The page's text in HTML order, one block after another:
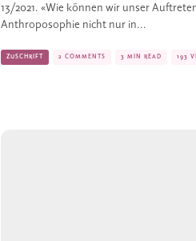
13/2021. «Wie können wir unser
Anthroposophie nicht nur in...
ZUSCHRIFT 2 COMMENTS 3 MIN READ 193